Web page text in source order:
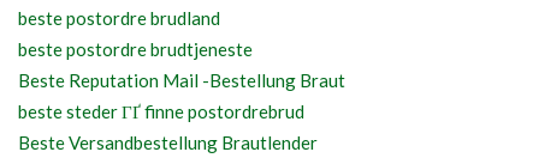
beste postordre brudland
beste postordre brudtjeneste
Beste Reputation Mail -Bestellung Braut
beste steder ГҐ finne postordrebrud
Beste Versandbestellung Brautlender